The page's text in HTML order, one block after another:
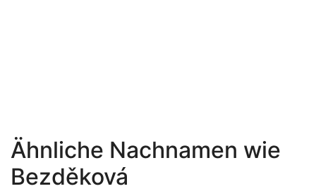
Ähnliche Nachnamen wie
Bezděková